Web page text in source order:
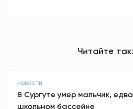
Читайте
НОВОСТИ
В Сургуте умер мальчик,
школьном бассейне